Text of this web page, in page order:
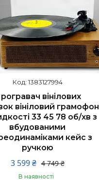
1383127994
вінілових
вініловий грамофон
33 45 78 об/хв з
вбудованими
кейс з
ручкою
4 749 ₴
3 599 ₴
В наявності